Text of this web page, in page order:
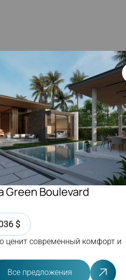
Green Boulevard
$
ценит современный комфорт и
Все предложения